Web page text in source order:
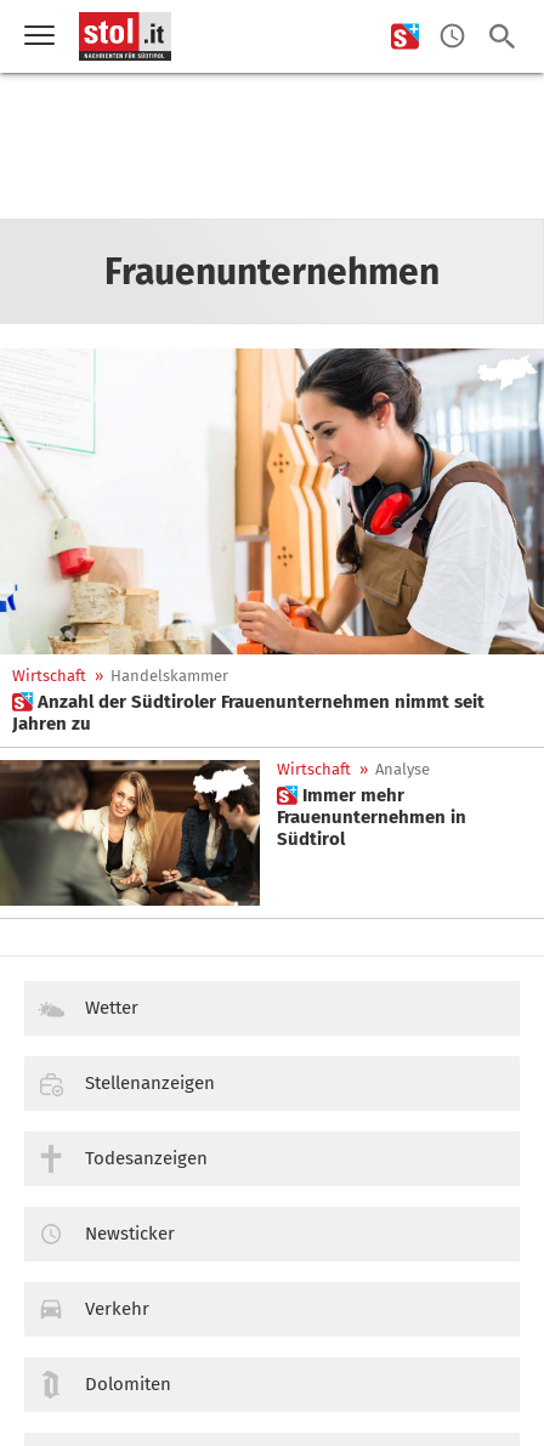
Frauenunternehmen
Wirtschaft » Handelskammer
 Anzahl der Südtiroler Frauenunternehmen nimmt seit
Jahren zu
Wirtschaft » Analyse
 Immer mehr
Frauenunternehmen in
Südtirol
Wetter
Stellenanzeigen
Todesanzeigen
Newsticker
Verkehr
Dolomiten